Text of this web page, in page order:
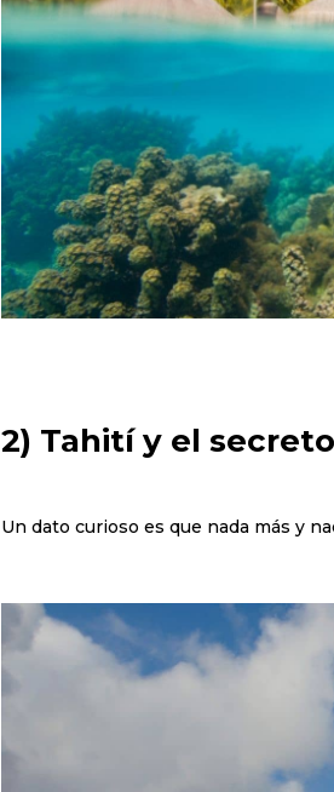
2) Tahití y el
Un dato curioso es que nada más y